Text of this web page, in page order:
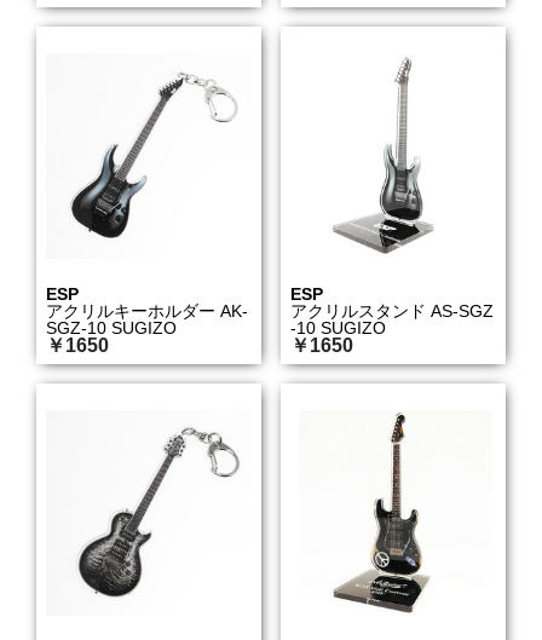
ESP
アクリルキーホルダー AK-
SGZ-10 SUGIZO
￥1650
ESP
アクリルスタンド AS-SGZ
-10 SUGIZO
￥1650